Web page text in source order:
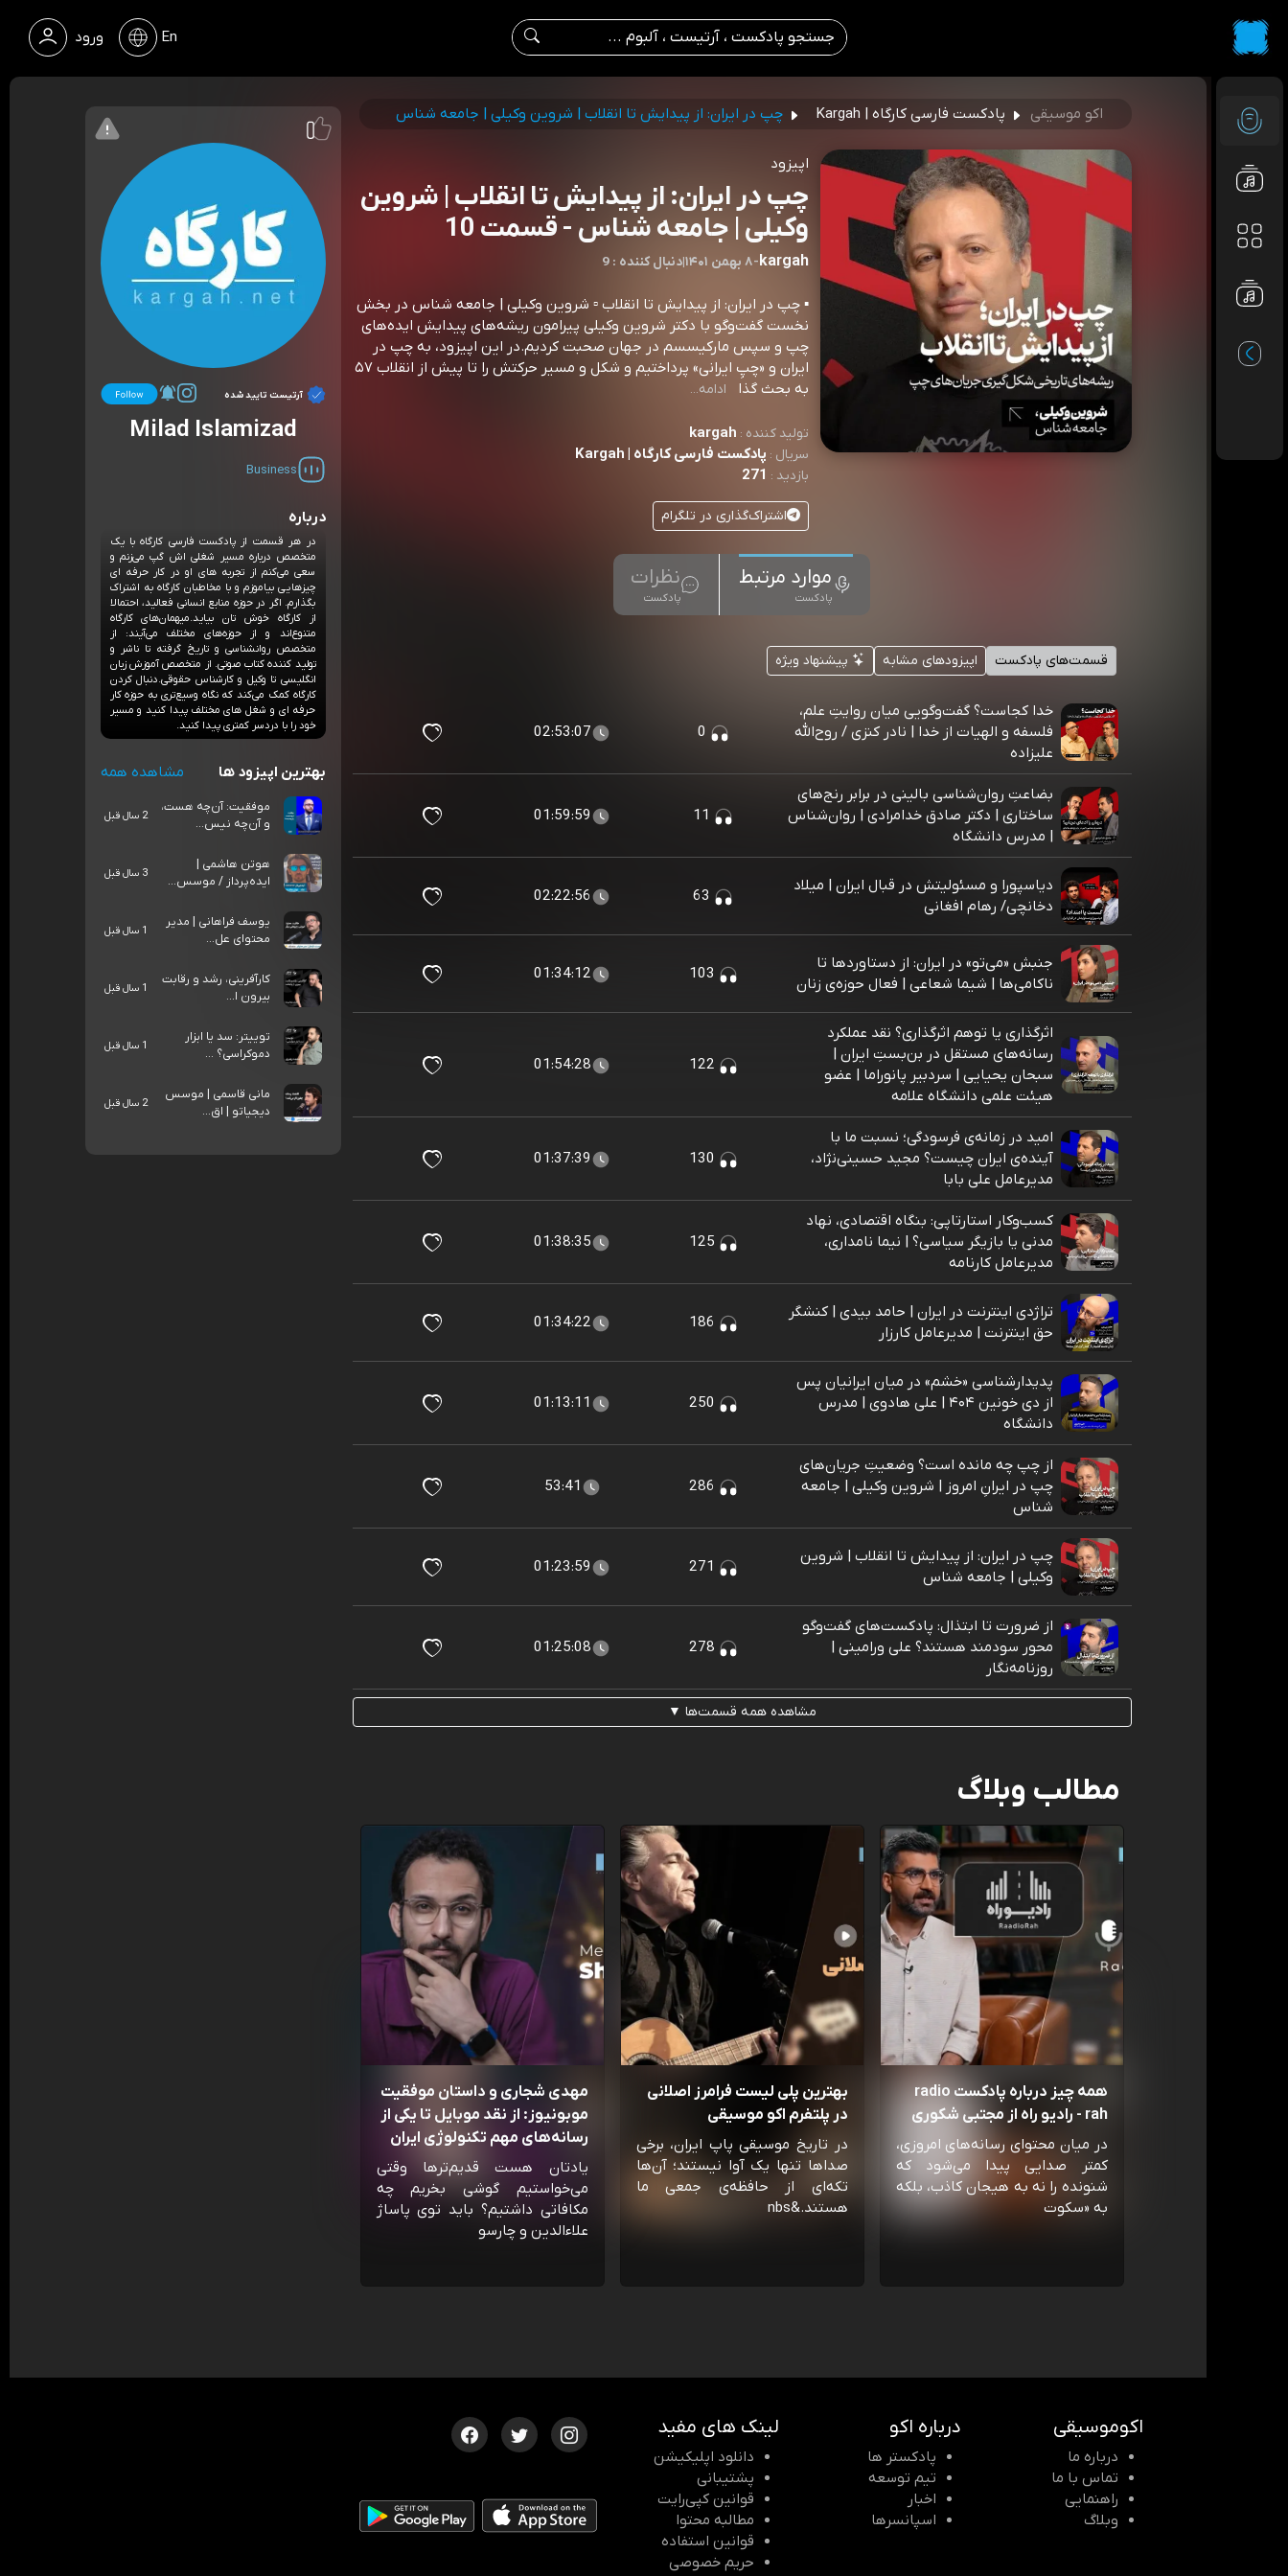
ورود En
اکو موسیقی پادکست فارسی کارگاه | Kargah چپ در ایران: از پیدایش تا انقلاب |‌ شروین وکیلی | جامعه شناس
اپیزود
چپ در ایران: از پیدایش تا انقلاب |‌ شروین
وکیلی | جامعه شناس - قسمت 10
kargah
-۸ بهمن ۱۴۰۱ |9 : دنبال کننده
▪️ چپ در ایران: از پیدایش تا انقلاب ▫️ شروین وکیلی | جامعه شناس در بخش
نخست گفت‌وگو با دکتر شروین وکیلی پیرامون ریشه‌های پیدایش ایده‌های
چپ و سپس مارکیسسم در جهان صحبت کردیم.در این اپیزود، به چپ در
ایران و «چپِ ایرانی» پرداختیم و شکل و مسیر حرکتش را تا پیش از انقلاب ۵۷
به بحث گذا
ادامه...
تولید کننده : kargah
سریال : پادکست فارسی کارگاه | Kargah
بازدید : 271
اشتراک‌گذاری در تلگرام
موارد مرتبط
پادکست
نظرات
پادکست
قسمت‌های پادکست اپیزودهای مشابه پیشنهاد ویژه
خدا کجاست؟ گفت‌وگویی میان روایتِ علم،
فلسفه و الهیات از خدا | نادر کنزی / روح‌الله
علیزاده
02:53:07
بضاعتِ روان‌شناسی بالینی در برابر رنج‌های
ساختاری | دکتر صادق خدامرادی | روان‌شناس
| مدرس دانشگاه
01:59:59
دیاسپورا و مسئولیتش در قبال ایران | میلاد
دخانچی/ رهام افغانی
02:22:56
جنبش «می‌تو» در ایران: از دستاوردها تا
ناکامی‌ها | شیما شعاعی | فعال حوزه‌ی زنان
01:34:12
اثرگذاری یا توهم اثرگذاری؟ نقد عملکرد
رسانه‌های مستقل در بن‌بستِ ایران |
سبحان یحیایی | سردبیر پانوراما | عضو
هیئت علمی دانشگاه علامه
01:54:28
امید در زمانه‌ی فرسودگی؛ نسبت ما با
آینده‌ی ایران چیست؟ مجید حسینی‌نژاد،
مدیرعامل علی بابا
01:37:39
کسب‌وکار استارتاپی: بنگاه اقتصادی، نهاد
مدنی یا بازیگر سیاسی؟ | نیما نامداری،
مدیرعامل کارنامه
01:38:35
تراژدی اینترنت در ایران | حامد بیدی | کنشگر
حق اینترنت | مدیرعامل کارزار
01:34:22
پدیدارشناسی «خشم» در میان ایرانیان پس
از دی خونین ۴۰۴ | علی هادوی | مدرس
دانشگاه
01:13:11
از چپ چه مانده است؟ وضعیتِ جریان‌های
چپ در ایرانِ امروز | شروین وکیلی | جامعه
شناس
53:41
چپ در ایران: از پیدایش تا انقلاب |‌ شروین
وکیلی | جامعه شناس
01:23:59
از ضرورت تا ابتذال: پادکست‌‌های گفت‌وگو
محور سودمند هستند؟ علی ورامینی |
روزنامه‌نگار
01:25:08
مشاهده همه قسمت‌ها ▼
مطالب وبلاگ
همه چیز درباره پادکست radio
rah - رادیو راه از مجتبی شکوری
در میان محتوای رسانه‌های امروزی،
کمتر صدایی پیدا می‌شود که
شنونده را نه به هیجان کاذب، بلکه
به «سکوت
بهترین پلی لیست فرامرز اصلانی
در پلتفرم اکو موسیقی
در تاریخ موسیقی پاپ ایران، برخی
صداها تنها یک آوا نیستند؛ آن‌ها
تکه‌ای از حافظه‌ی جمعی ما
هستند.&nbs
مهدی شجاری و داستان موفقیت
موبونیوز: از نقد موبایل تا یکی از
رسانه‌‌های مهم تکنولوژی ایران
یادتان هست قدیم‌ترها وقتی
می‌خواستیم گوشی بخریم چه
مکافاتی داشتیم؟ باید توی پاساژ
علاءالدین و چارسو
آرتیست تایید شده
Milad Islamizad
Business
درباره
در هر قسمت از پادکست فارسی کارگاه با یک
متخصص درباره مسیر شغلی اش گپ می‌زنم و
سعی می‌کنم از تجربه های او در کار حرفه ای
چیزهایی بیاموزم و با مخاطبان کارگاه به اشتراک
بگذارم. اگر در حوزه منابع انسانی فعالید، احتمالا
از کارگاه خوش تان بیاید.میهمان‌های کارگاه
متنوع‌اند و از حوزه‌های مختلف می‌آیند: از
متخصص روانشناسی و تاریخ گرفته تا ناشر و
تولید کننده کتاب صوتی. از متخصص آموزش زبان
انگلیسی تا وکیل و کارشناس حقوقی.دنبال کردن
کارگاه کمک می‌کند که نگاه وسیع‌تری به حوزه کار
حرفه ای و شغل های مختلف پیدا کنید و مسیر
خود را با دردسر کمتری پیدا کنید.
بهترین اپیزود ها مشاهده همه
موفقیت: آن‌چه هست،
و آن‌چه نیس...
2 سال قبل
هوتن هاشمی |
ایده‌پرداز / موسس...
3 سال قبل
یوسف فراهانی |‌ مدیر
محتوای عل...
1 سال قبل
کارآفرینی، رشد و رقابت
بیرون ا...
1 سال قبل
توییتر: سد یا ابزار
دموکراسی؟ ...
1 سال قبل
مانی قاسمی | موسس
دیجیاتو | اق...
2 سال قبل
اکوموسیقی
درباره ما
تماس با ما
راهنمایی
وبلاگ
درباره اکو
پادکستر ها
تیم توسعه
اخبار
اسپانسرها
لینک های مفید
دانلود اپلیکیشن
پشتیبانی
قوانین کپی‌رایت
مطالبه محتوا
قوانین استفاده
حریم خصوصی